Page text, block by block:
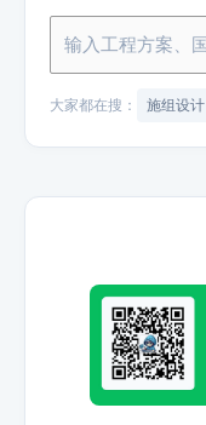
大家都在搜： 施组设计